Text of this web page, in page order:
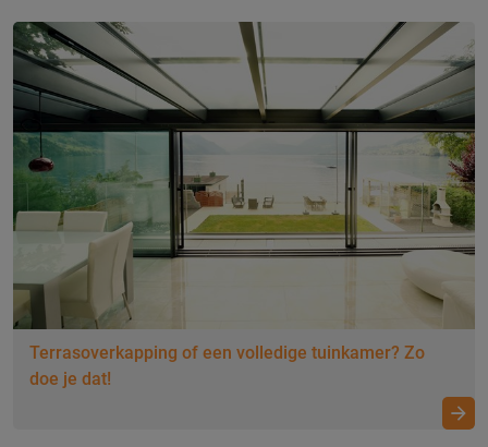
Terrasoverkapping of een volledige tuinkamer? Zo
doe je dat!